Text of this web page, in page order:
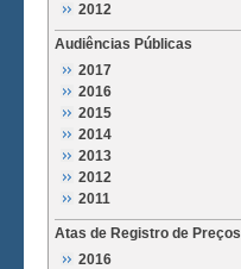
2012
Audiências Públicas
2017
2016
2015
2014
2013
2012
2011
Atas de Registro de Preços
2016